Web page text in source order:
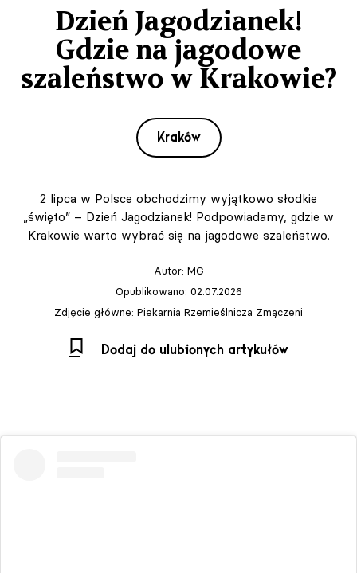
Dzień Jagodzianek!
Gdzie na jagodowe
szaleństwo w Krakowie?
Kraków
2 lipca w Polsce obchodzimy wyjątkowo słodkie
„święto” – Dzień Jagodzianek! Podpowiadamy, gdzie w
Krakowie warto wybrać się na jagodowe szaleństwo.
Autor: MG
Opublikowano: 02.07.2026
Zdjęcie główne: Piekarnia Rzemieślnicza Zmączeni
Dodaj do ulubionych artykułów